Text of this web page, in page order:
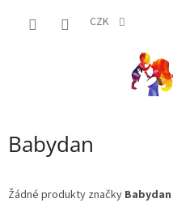
CZK
Babydan
Žádné produkty značky Babydan